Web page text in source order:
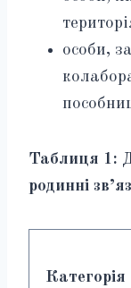
особи,
Таблиця 1:
родинні
Категорія